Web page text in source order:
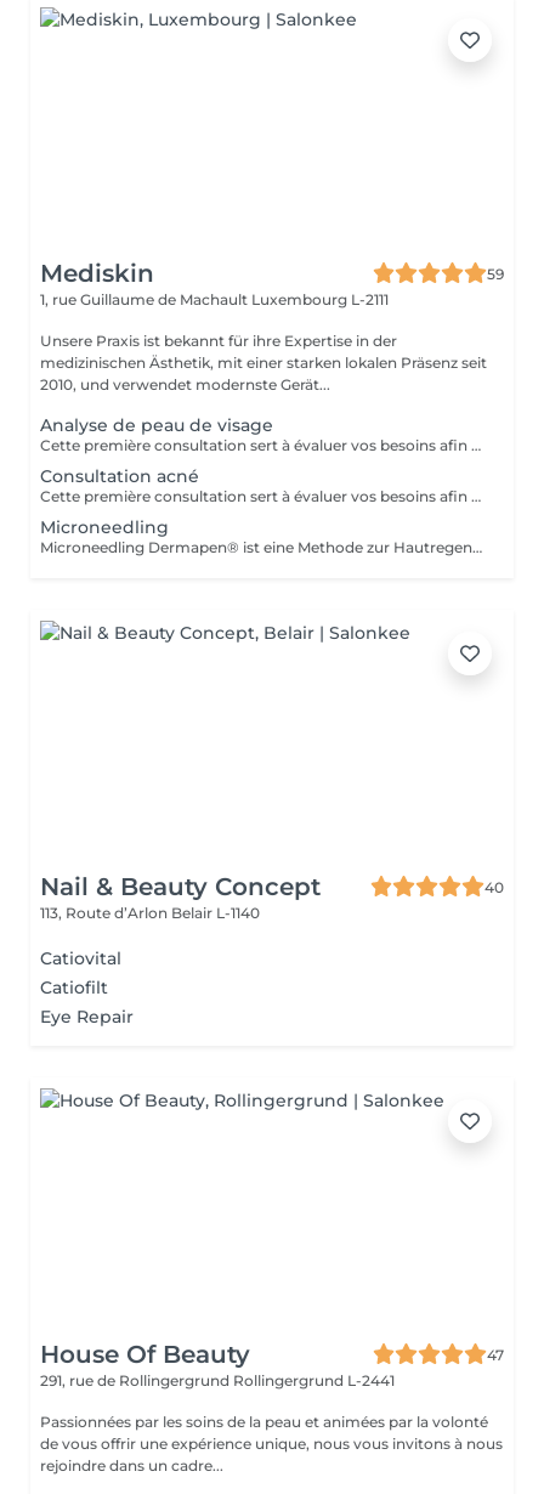
Mediskin
59
1, rue Guillaume de Machault Luxembourg L-2111
Unsere Praxis ist bekannt für ihre Expertise in der
medizinischen Ästhetik, mit einer starken lokalen Präsenz seit
2010, und verwendet modernste Gerät...
Analyse de peau de visage
Cette première consultation sert à évaluer vos besoins afin de vous guider vers les soins sur mesure qui répondront au mieux. À cette occasion, toutes les informations nécessaires, telles que les contre-indications, les résultats attendus et autres détails importants, vous seront fournies pour assurer une prise en charge optimale et vous garantir un suivi personnalisé.
Consultation acné
Cette première consultation sert à évaluer vos besoins afin de vous guider vers les soins sur mesure qui répondront au mieux. À cette occasion, toutes les informations nécessaires, telles que les contre-indications, les résultats attendus et autres détails importants, vous seront fournies pour assurer une prise en charge optimale et vous garantir un suivi personnalisé.
Microneedling
Microneedling Dermapen® ist eine Methode zur Hautregeneration, bei der feine Nadeln verwendet werden, um die Produktion von Kollagen und Elastin zu stimulieren. Vorteile: -Verbesserung der Hautstruktur und -festigkeit. -Reduzierung der Anzeichen von Alterung. -Anpassungsfähigkeit: Microneedling ist für alle Hauttypen geeignet. Ergänzende Pflege: -Um die Behandlungsergebnisse zu optimieren und die soziale Ausfallzeit zu minimieren, ist eine Phototherapie-Sitzung inbegriffen. Diese hilft, Entzündungen zu reduzieren, die Kollagenproduktion zu stimulieren und die Hautheilung zu verbessern. Gegenanzeigen: -Nicht empfohlen für schwangere oder stillende Frauen. Während der ersten Sitzung werden wir gemeinsam Ihren individuellen Pflegeplan erstellen. Bei Fragen können Sie uns gerne kontaktieren oder eine kostenlose Hautberatung buchen
Nail & Beauty Concept
40
113, Route d’Arlon Belair L-1140
Catiovital
Catiofilt
Eye Repair
House Of Beauty
47
291, rue de Rollingergrund Rollingergrund L-2441
Passionnées par les soins de la peau et animées par la volonté
de vous offrir une expérience unique, nous vous invitons à nous
rejoindre dans un cadre...